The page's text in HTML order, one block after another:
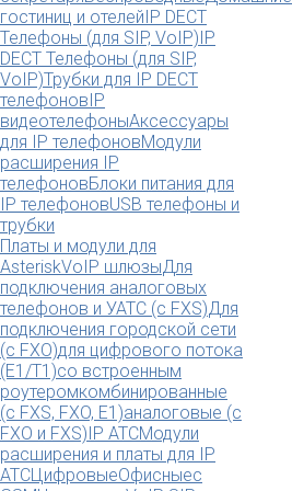
гостиниц и отелейIP DECT
Телефоны (для SIP, VoIP)IP
DECT Телефоны (для SIP,
VoIP)Трубки для IP DECT
телефоновIP
видеотелефоныАксессуары
для IP телефоновМодули
расширения IP
телефоновБлоки питания для
IP телефоновUSB телефоны и
трубки
Платы и модули для
AsteriskVoIP шлюзыДля
подключения аналоговых
телефонов и УАТС (с FXS)Для
подключения городской сети
(с FXO)для цифрового потока
(E1/T1)со встроенным
роутеромкомбинированные
(c FXS, FXO, E1)аналоговые (с
FXO и FXS)IP АТСМодули
расширения и платы для IP
АТСЦифровыеОфисныес